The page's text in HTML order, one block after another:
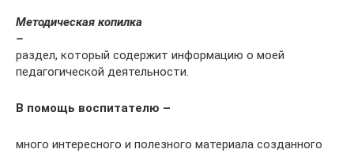
Методическая копилка
–
раздел, который содержит информацию о моей
педагогической деятельности.
В помощь воспитателю –
много интересного и полезного материала созданного